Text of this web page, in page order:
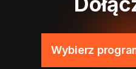
Wybierz